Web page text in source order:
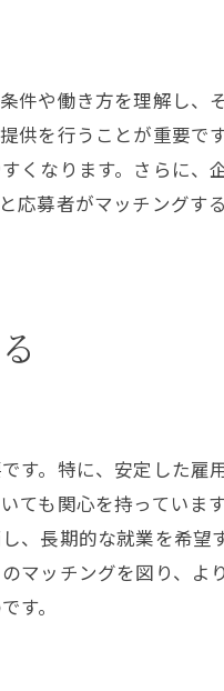
的な連携
優れた人材を確保する
用活動の変革
とデメリット
現に向けた施策
業成長を促進
た内容の充実
トを高める表現法
人の魅力向上
細情報の提供
件や働き方を理解し、
を行うことが重要で
くなります。さらに、
応募者がマッチングす
す。特に、安定した雇
も関心を持っていま
、長期的な就業を希望
マッチングを図り、よ
す。